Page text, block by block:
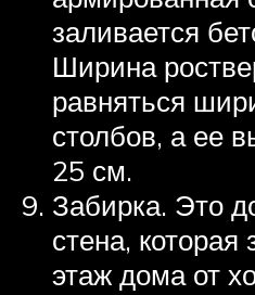
заливается
Ширина
равняться
столбов, а ее
25 см.
Забирка. Это
стена,
этаж дома от